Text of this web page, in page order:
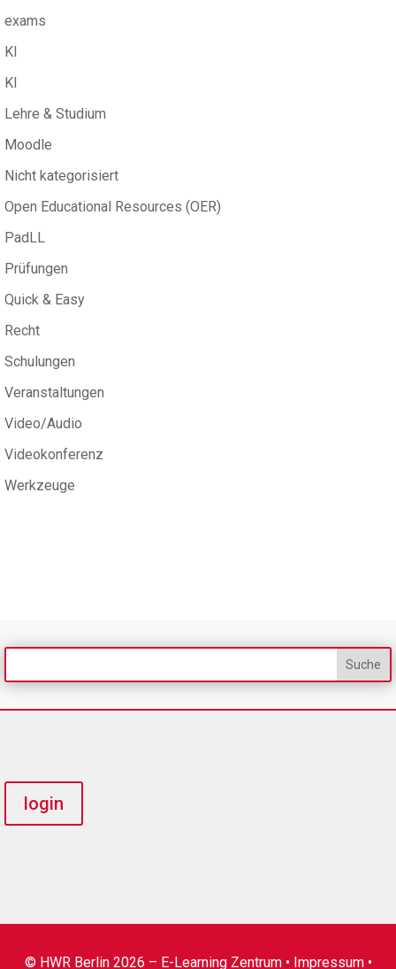
exams
KI
KI
Lehre & Studium
Moodle
Nicht kategorisiert
Open Educational Resources (OER)
PadLL
Prüfungen
Quick & Easy
Recht
Schulungen
Veranstaltungen
Video/Audio
Videokonferenz
Werkzeuge
login
© HWR Berlin 2026 – E-Learning Zentrum • Impressum•